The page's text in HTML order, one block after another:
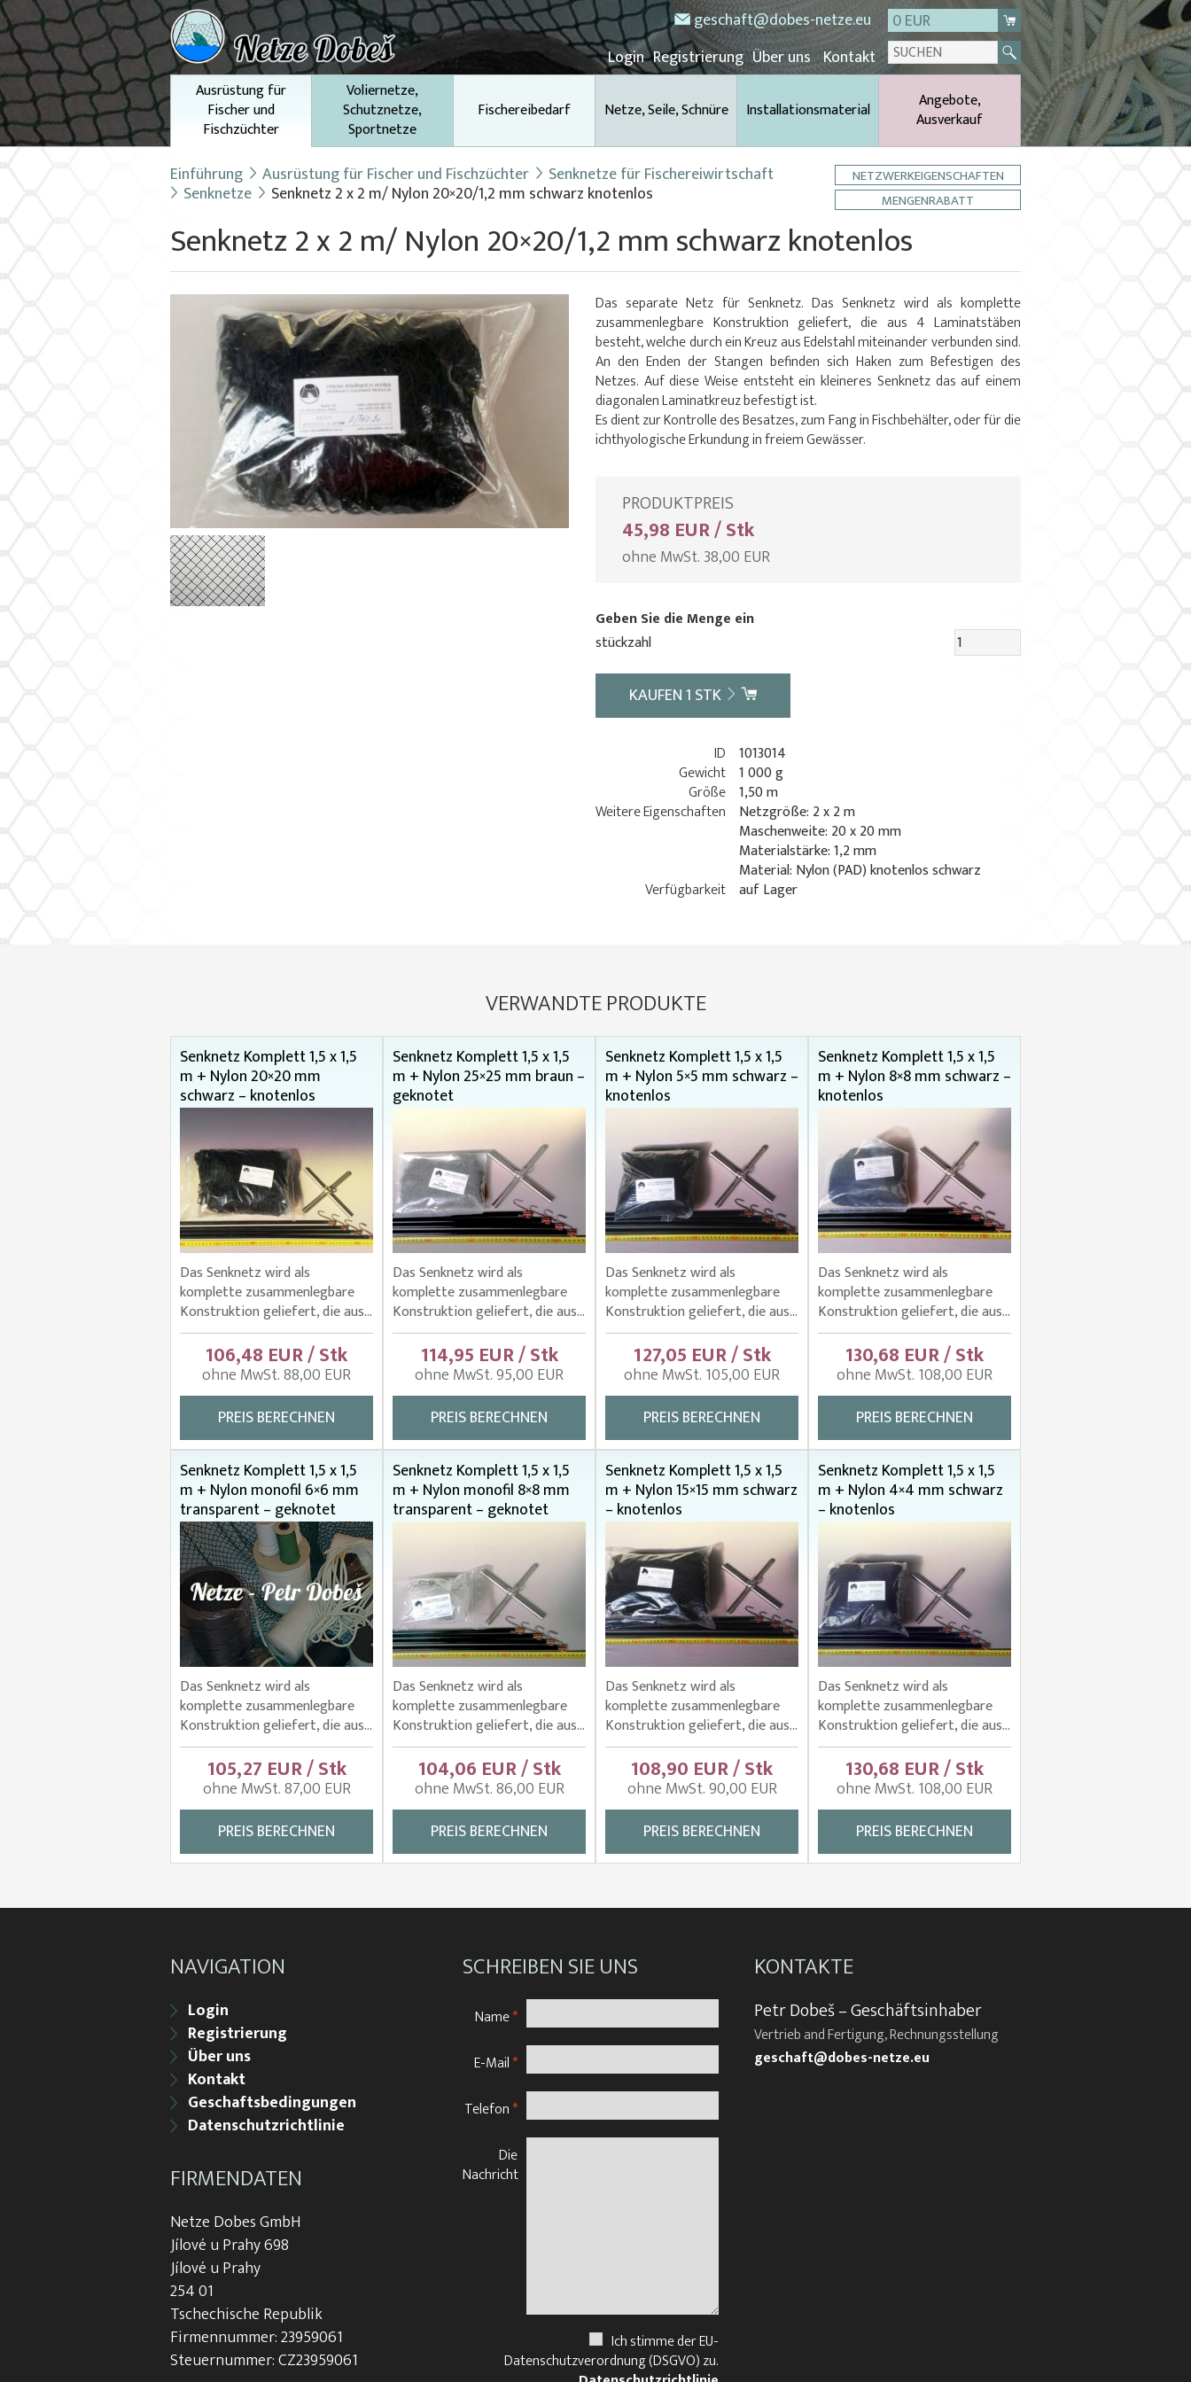
geschaft@dobes-netze.eu
0 EUR
Login Registrierung Über uns Kontakt
Ausrüstung für
Fischer und
Fischzüchter
Voliernetze,
Schutznetze,
Sportnetze
Fischereibedarf Netze, Seile, Schnüre Installationsmaterial
Angebote,
Ausverkauf
Einführung Ausrüstung für Fischer und Fischzüchter Senknetze für Fischereiwirtschaft
Senknetze Senknetz 2 x 2 m/ Nylon 20×20/1,2 mm schwarz knotenlos
NETZWERKEIGENSCHAFTEN
MENGENRABATT
Senknetz 2 x 2 m/ Nylon 20×20/1,2 mm schwarz knotenlos
Das separate Netz für Senknetz. Das Senknetz wird als komplette
zusammenlegbare Konstruktion geliefert, die aus 4 Laminatstäben
besteht, welche durch ein Kreuz aus Edelstahl miteinander verbunden sind.
An den Enden der Stangen befinden sich Haken zum Befestigen des
Netzes. Auf diese Weise entsteht ein kleineres Senknetz das auf einem
diagonalen Laminatkreuz befestigt ist.
Es dient zur Kontrolle des Besatzes, zum Fang in Fischbehälter, oder für die
ichthyologische Erkundung in freiem Gewässer.
PRODUKTPREIS
45,98 EUR / Stk
ohne MwSt. 38,00 EUR
Geben Sie die Menge ein
stückzahl
KAUFEN1 STK
ID 1013014
Gewicht 1 000 g
Größe 1,50 m
Weitere Eigenschaften
Netzgröße: 2 x 2 m
Maschenweite: 20 x 20 mm
Materialstärke: 1,2 mm
Material: Nylon (PAD) knotenlos schwarz
Verfügbarkeit auf Lager
VERWANDTE PRODUKTE
Senknetz Komplett 1,5 x 1,5
m + Nylon 20×20 mm
schwarz – knotenlos
Das Senknetz wird als
komplette zusammenlegbare
Konstruktion geliefert, die aus...
106,48 EUR / Stk
ohne MwSt. 88,00 EUR
PREIS BERECHNEN
Senknetz Komplett 1,5 x 1,5
m + Nylon 25×25 mm braun –
geknotet
Das Senknetz wird als
komplette zusammenlegbare
Konstruktion geliefert, die aus...
114,95 EUR / Stk
ohne MwSt. 95,00 EUR
PREIS BERECHNEN
Senknetz Komplett 1,5 x 1,5
m + Nylon 5×5 mm schwarz –
knotenlos
Das Senknetz wird als
komplette zusammenlegbare
Konstruktion geliefert, die aus...
127,05 EUR / Stk
ohne MwSt. 105,00 EUR
PREIS BERECHNEN
Senknetz Komplett 1,5 x 1,5
m + Nylon 8×8 mm schwarz –
knotenlos
Das Senknetz wird als
komplette zusammenlegbare
Konstruktion geliefert, die aus...
130,68 EUR / Stk
ohne MwSt. 108,00 EUR
PREIS BERECHNEN
Senknetz Komplett 1,5 x 1,5
m + Nylon monofil 6×6 mm
transparent – geknotet
Das Senknetz wird als
komplette zusammenlegbare
Konstruktion geliefert, die aus...
105,27 EUR / Stk
ohne MwSt. 87,00 EUR
PREIS BERECHNEN
Senknetz Komplett 1,5 x 1,5
m + Nylon monofil 8×8 mm
transparent – geknotet
Das Senknetz wird als
komplette zusammenlegbare
Konstruktion geliefert, die aus...
104,06 EUR / Stk
ohne MwSt. 86,00 EUR
PREIS BERECHNEN
Senknetz Komplett 1,5 x 1,5
m + Nylon 15×15 mm schwarz
– knotenlos
Das Senknetz wird als
komplette zusammenlegbare
Konstruktion geliefert, die aus...
108,90 EUR / Stk
ohne MwSt. 90,00 EUR
PREIS BERECHNEN
Senknetz Komplett 1,5 x 1,5
m + Nylon 4×4 mm schwarz
– knotenlos
Das Senknetz wird als
komplette zusammenlegbare
Konstruktion geliefert, die aus...
130,68 EUR / Stk
ohne MwSt. 108,00 EUR
PREIS BERECHNEN
NAVIGATION
Login
Registrierung
Über uns
Kontakt
Geschaftsbedingungen
Datenschutzrichtlinie
FIRMENDATEN
Netze Dobes GmbH
Jílové u Prahy 698
Jílové u Prahy
254 01
Tschechische Republik
Firmennummer: 23959061
Steuernummer: CZ23959061
SCHREIBEN SIE UNS
Name*
E-Mail*
Telefon*
Die
Nachricht
Ich stimme der EU-
Datenschutzverordnung (DSGVO) zu.
KONTAKTE
Petr Dobeš – Geschäftsinhaber
Vertrieb and Fertigung, Rechnungsstellung
geschaft@dobes-netze.eu